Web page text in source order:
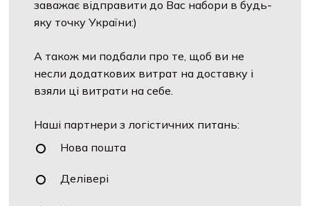
заважає відправити до Вас набори в будь-
яку точку України:)
А також ми подбали про те, щоб ви не
несли додаткових витрат на доставку і
взяли ці витрати на себе.
Наші партнери з логістичних питань:
Нова пошта
Делівері